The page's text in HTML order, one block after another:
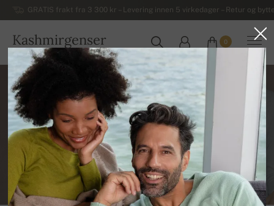
GRATIS frakt fra 3 300 kr – Levering innen 5 virkedager – Retur og
Kashmirgenser
NORGE
0
souhlasím se zpracováním
osobních údajů